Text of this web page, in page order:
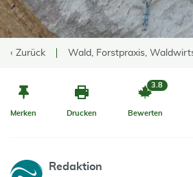
‹ Zurück Wald, Forstpraxis,
Merken Drucken Bewerten
3.8
Redaktion